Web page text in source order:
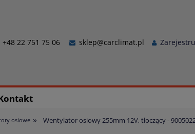
+48 22 751 75 06 sklep@carclimat.pl
osiowe » Wentylator osiowy 255mm 12V, tłoczący -